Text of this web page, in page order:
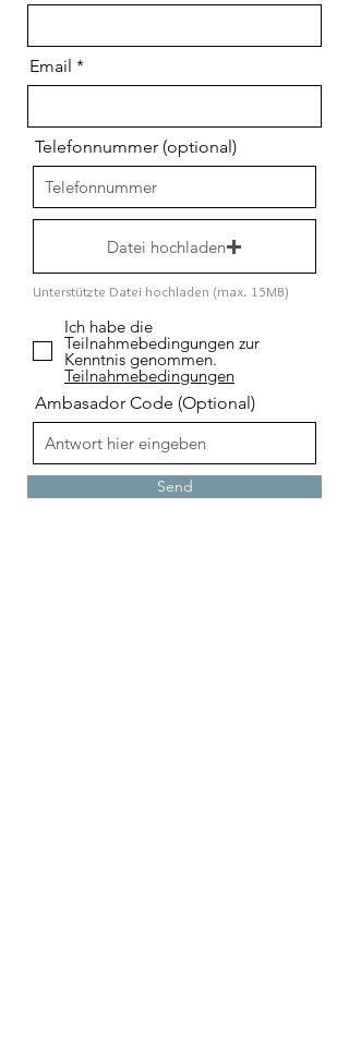
Email
Telefonnummer (optional)
Datei hochladen
Unterstützte Datei hochladen (max. 15MB)
Ich habe die
Teilnahmebedingungen zur
Kenntnis genommen.
Teilnahmebedingungen
Ambasador Code (Optional)
Send